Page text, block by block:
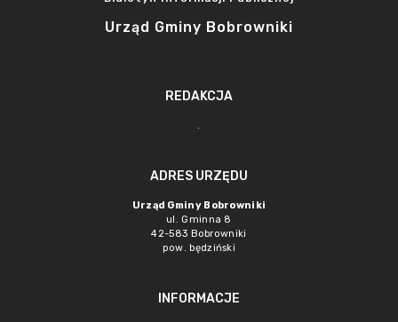
Urząd Gminy Bobrowniki
REDAKCJA
.
ADRES URZĘDU
Urząd Gminy Bobrowniki
ul. Gminna 8
42-583 Bobrowniki
pow. będziński
INFORMACJE